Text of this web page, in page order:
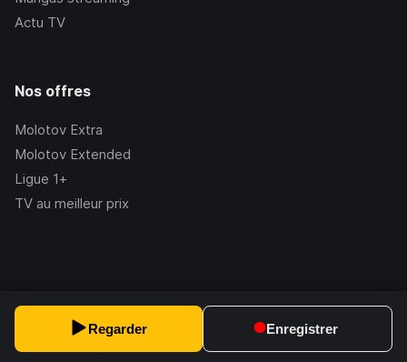
Regarder Enregistrer
Actu TV
Nos offres
Molotov Extra
Molotov Extended
Ligue 1+
TV au meilleur prix
2.228.1